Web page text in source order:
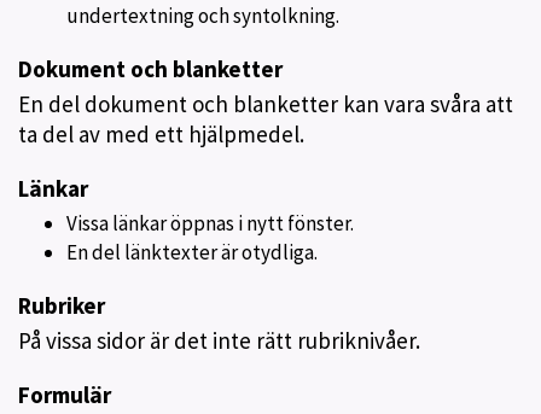
undertextning och syntolkning.
Dokument och blanketter
En del dokument och blanketter kan vara svåra att
ta del av med ett hjälpmedel.
Länkar
Vissa länkar öppnas i nytt fönster.
En del länktexter är otydliga.
Rubriker
På vissa sidor är det inte rätt rubriknivåer.
Formulär